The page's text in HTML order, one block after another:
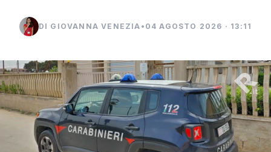
DI GIOVANNA VENEZIA • 04 AGOSTO 2026 · 13:11